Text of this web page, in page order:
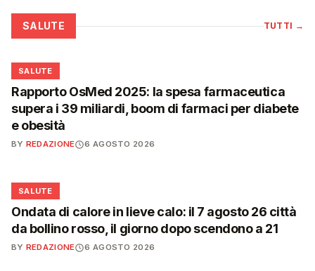
SALUTE TUTTI →
❤️
SALUTE
Rapporto OsMed 2025: la spesa farmaceutica
supera i 39 miliardi, boom di farmaci per diabete
e obesità
BY REDAZIONE 6 AGOSTO 2026
❤️
SALUTE
Ondata di calore in lieve calo: il 7 agosto 26 città
da bollino rosso, il giorno dopo scendono a 21
BY REDAZIONE 6 AGOSTO 2026